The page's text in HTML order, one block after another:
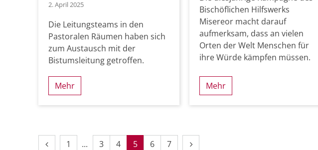
2. April 2025
Die Leitungsteams in den
Pastoralen Räumen haben sich
zum Austausch mit der
Bistumsleitung getroffen.
Mehr
Bischöflichen Hilfswerks
Misereor macht darauf
aufmerksam, dass an vielen
Orten der Welt Menschen für
ihre Würde kämpfen müssen.
Mehr
Vorherige Seite
Erste Seite
1 3 4 5 6 7 Nächste Seite